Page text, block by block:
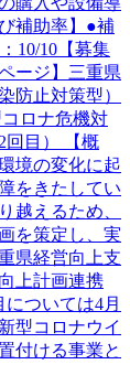
補助率】●補
10/10【募集
ージ】三重県
防止対策型）
ロナ危機対
回目） 【概
境の変化に起
をきたしてい
越えるため、
を策定し、実
県経営向上支
上計画連携
ついては4月
型コロナウイ
付ける事業と